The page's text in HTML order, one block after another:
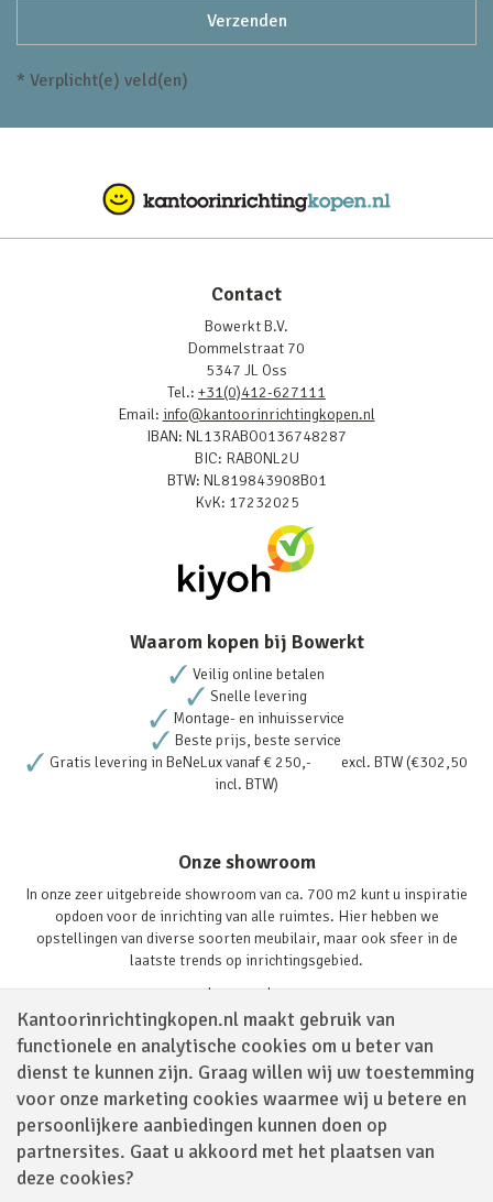
Kantoorinrichtingkopen.nl maakt gebruik van
functionele en analytische cookies om u beter van
dienst te kunnen zijn. Graag willen wij uw toestemming
voor onze marketing cookies waarmee wij u betere en
persoonlijkere aanbiedingen kunnen doen op
partnersites. Gaat u akkoord met het plaatsen van
deze cookies?
* Verplicht(e) veld(en)
Contact
Bowerkt B.V.
Dommelstraat 70
5347 JL Oss
Tel.: +31(0)412-627111
Email: info@kantoorinrichtingkopen.nl
IBAN: NL13RABO0136748287
BIC: RABONL2U
BTW: NL819843908B01
KvK: 17232025
Waarom kopen bij Bowerkt
Veilig online betalen
Snelle levering
Montage- en inhuisservice
Beste prijs, beste service
Gratis levering in BeNeLux vanaf € 250,- excl. BTW (€302,50
incl. BTW)
Onze showroom
In onze zeer uitgebreide showroom van ca. 700 m2 kunt u inspiratie
opdoen voor de inrichting van alle ruimtes. Hier hebben we
opstellingen van diverse soorten meubilair, maar ook sfeer in de
laatste trends op inrichtingsgebied.
Lees verder